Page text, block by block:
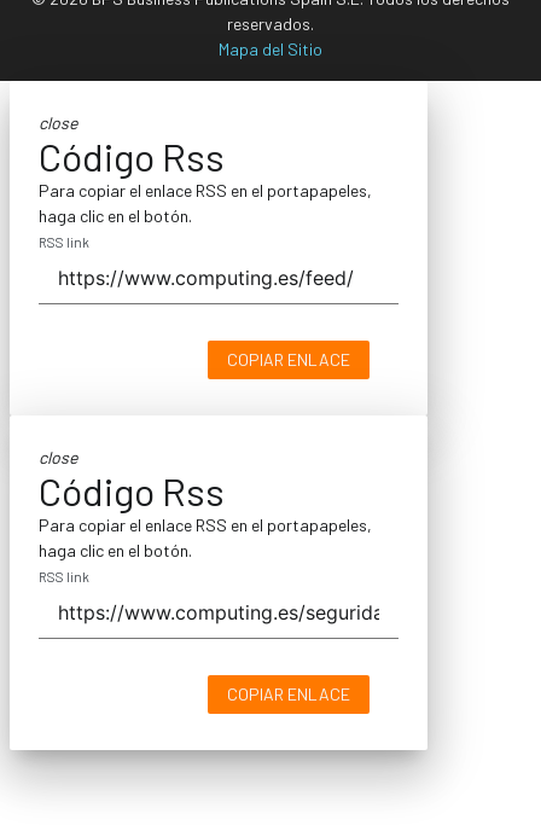
reservados.
Mapa del Sitio
close
Código Rss
Para copiar el enlace RSS en el portapapeles,
haga clic en el botón.
RSS link
COPIAR ENLACE
close
Código Rss
Para copiar el enlace RSS en el portapapeles,
haga clic en el botón.
RSS link
COPIAR ENLACE